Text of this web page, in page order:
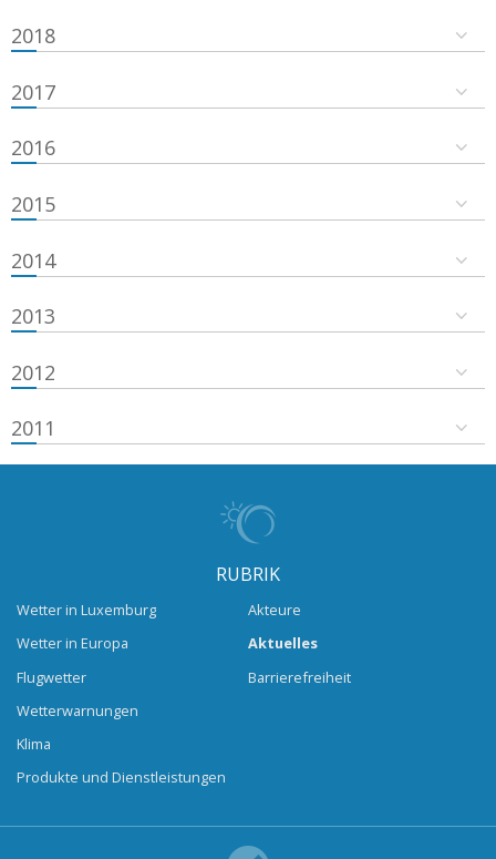
2018
2017
2016
2015
2014
2013
2012
2011
RUBRIK
Wetter in Luxemburg
Wetter in Europa
Flugwetter
Wetterwarnungen
Klima
Produkte und Dienstleistungen
Akteure
Aktuelles
Barrierefreiheit